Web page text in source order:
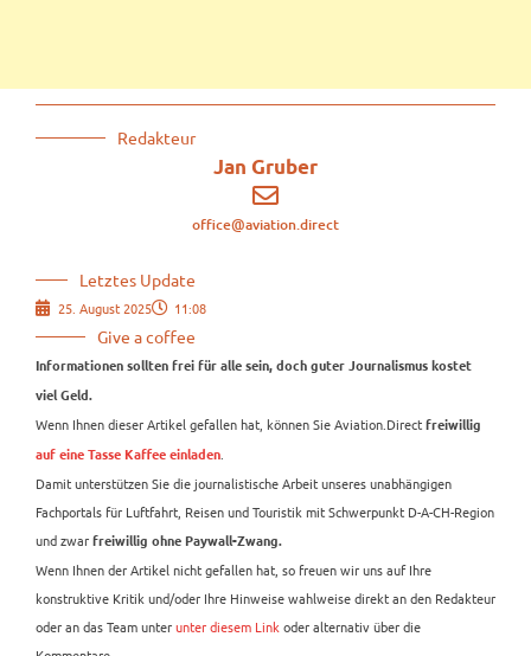
Redakteur
Jan Gruber
office@aviation.direct
Letztes Update
25. August 2025 11:08
Give a coffee
Informationen sollten frei für alle sein, doch guter Journalismus kostet
viel Geld.
Wenn Ihnen dieser Artikel gefallen hat, können Sie Aviation.Direct freiwillig
auf eine Tasse Kaffee einladen
Damit unterstützen Sie die journalistische Arbeit unseres unabhängigen
Fachportals für Luftfahrt, Reisen und Touristik mit Schwerpunkt D-A-CH-Region
und zwar freiwillig ohne Paywall-Zwang.
Wenn Ihnen der Artikel nicht gefallen hat, so freuen wir uns auf Ihre
konstruktive Kritik und/oder Ihre Hinweise wahlweise direkt an den Redakteur
oder an das Team unterunter diesem Link oder alternativ über die